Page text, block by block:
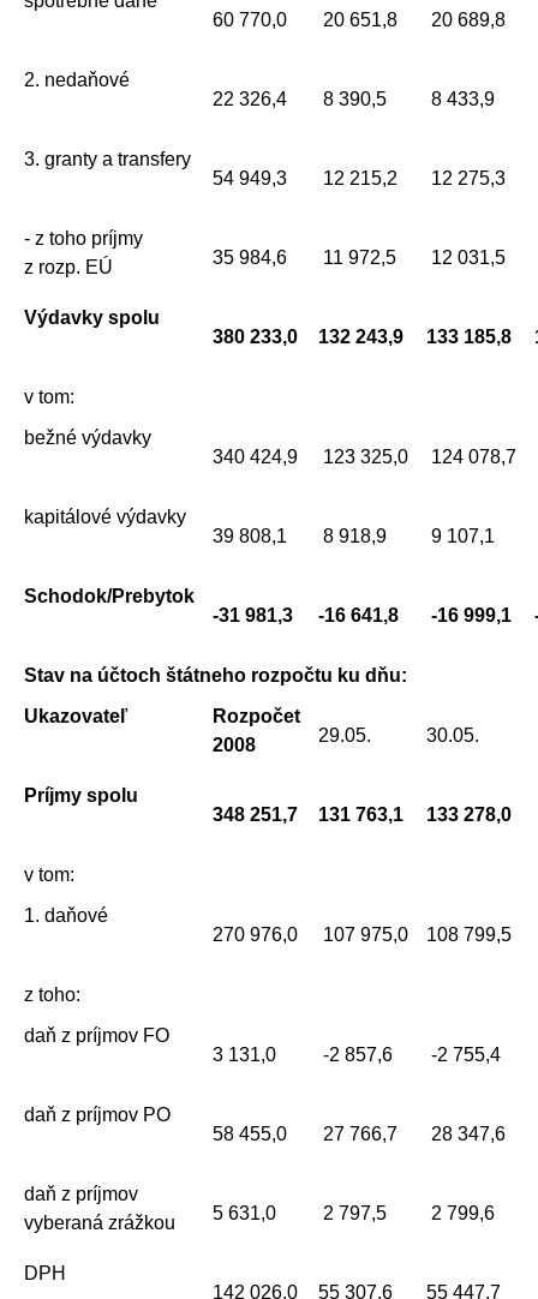
60 770,0
20 651,8 20 689,8
2. nedaňové
22 326,4
8 390,5 8 433,9
3. granty a transfery
54 949,3
12 215,2 12 275,3
- z toho príjmy
z rozp. EÚ
35 984,6 11 972,5 12 031,5
Výdavky spolu
380 233,0
132 243,9 133 185,8
v tom:
bežné výdavky
340 424,9
123 325,0 124 078,7
kapitálové výdavky
39 808,1
8 918,9 9 107,1
Schodok/Prebytok
-31 981,3
-16 641,8 -16 999,1
Stav na účtoch štátneho rozpočtu ku dňu:
Ukazovateľ
Rozpočet
2008
29.05. 30.05.
Príjmy spolu
348 251,7
131 763,1 133 278,0
v tom:
1. daňové
270 976,0
107 975,0 108 799,5
z toho:
daň z príjmov FO
3 131,0
-2 857,6 -2 755,4
daň z príjmov PO
58 455,0
27 766,7 28 347,6
daň z príjmov
vyberaná zrážkou
5 631,0 2 797,5 2 799,6
DPH
142 026,0
55 307,6 55 447,7